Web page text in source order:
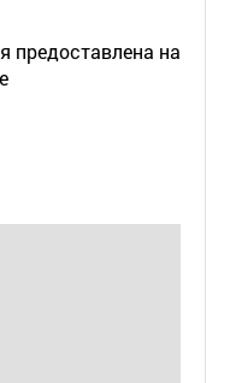
предоставлена на